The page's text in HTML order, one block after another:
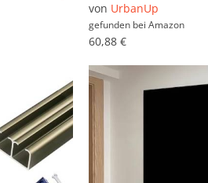
von UrbanUp
gefunden bei Amazon
60,88 €